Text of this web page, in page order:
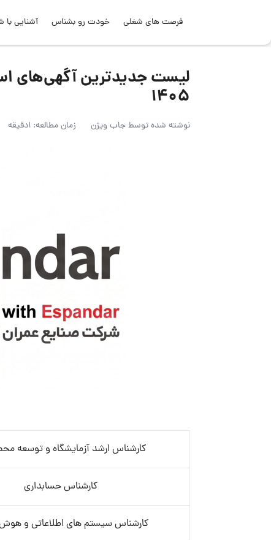
فرصت های شغلی خودت رو بشناس آشنایی
۱۴۰۵
نوشته شده توسطجاب ویژن زمان مطالعه: 1دقیقه
کارشناس ارشد آزمایشگاه و توسعه
کارشناس حسابداری
کارشناس سیستم های اطلاعاتی و